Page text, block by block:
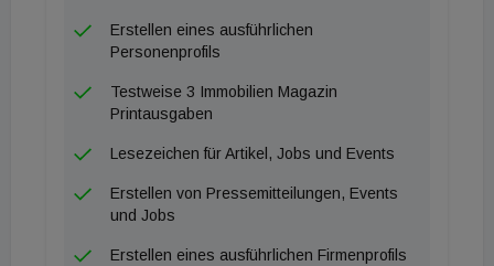
Erstellen eines ausführlichen
Personenprofils
Testweise 3 Immobilien Magazin
Printausgaben
Lesezeichen für Artikel, Jobs und Events
Erstellen von Pressemitteilungen, Events
und Jobs
Erstellen eines ausführlichen Firmenprofils